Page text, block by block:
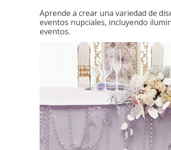
Aprende a crear una variedad de
eventos nupciales, incluyendo
eventos.